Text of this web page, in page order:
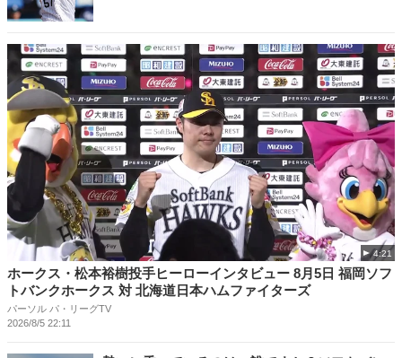
4:21
ホークス・松本裕樹投手ヒーローインタビュー 8月5日 福岡ソフ
トバンクホークス 対 北海道日本ハムファイターズ
パーソル パ・リーグTV
2026/8/5 22:11